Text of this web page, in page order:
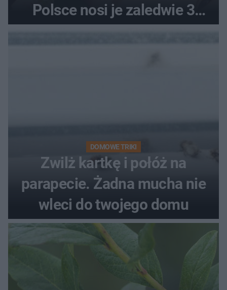
Polsce nosi je zaledwie 3
DOMOWE TRIKI
Zwilż kartkę i połóż na
parapecie. Żadna mucha nie
wleci do twojego domu